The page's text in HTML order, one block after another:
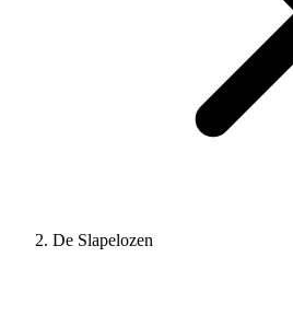
De Slapelozen